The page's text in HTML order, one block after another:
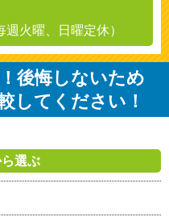
火曜、日曜定休）
後悔しないため
してください！
選ぶ